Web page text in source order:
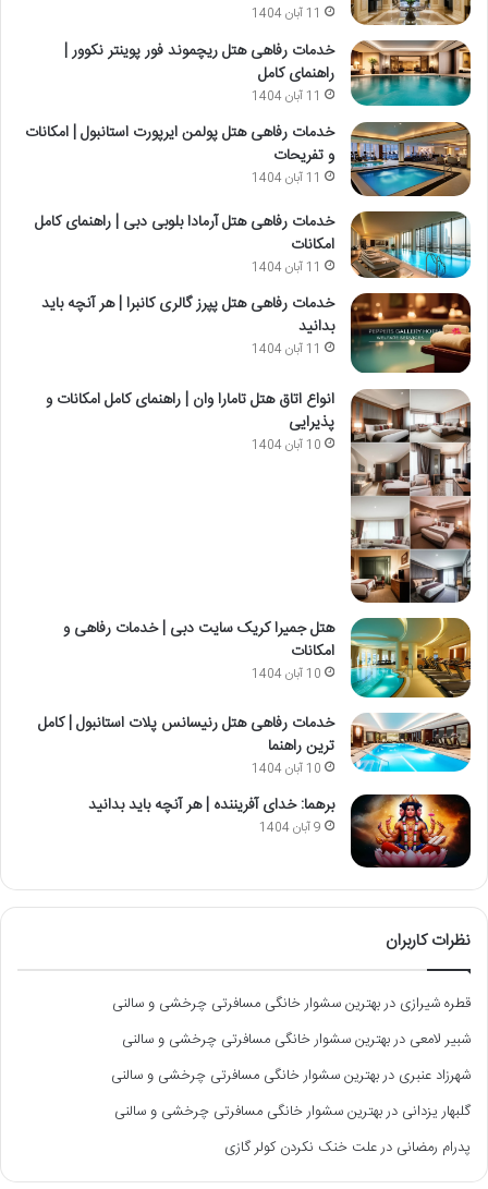
11 آبان 1404
خدمات رفاهی هتل ریچموند فور پوینتر نکوور |
راهنمای کامل
11 آبان 1404
خدمات رفاهی هتل پولمن ایرپورت استانبول | امکانات
و تفریحات
11 آبان 1404
خدمات رفاهی هتل آرمادا بلوبی دبی | راهنمای کامل
امکانات
11 آبان 1404
خدمات رفاهی هتل پپرز گالری کانبرا | هر آنچه باید
بدانید
11 آبان 1404
انواع اتاق هتل تامارا وان | راهنمای کامل امکانات و
پذیرایی
10 آبان 1404
هتل جمیرا کریک سایت دبی | خدمات رفاهی و
امکانات
10 آبان 1404
خدمات رفاهی هتل رنیسانس پلات استانبول | کامل
ترین راهنما
10 آبان 1404
برهما: خدای آفریننده | هر آنچه باید بدانید
9 آبان 1404
نظرات کاربران
قطره شیرازی دربهترین سشوار خانگی مسافرتی چرخشی و سالنی
شبیر لامعی دربهترین سشوار خانگی مسافرتی چرخشی و سالنی
شهرزاد عنبری دربهترین سشوار خانگی مسافرتی چرخشی و سالنی
گلبهار یزدانی دربهترین سشوار خانگی مسافرتی چرخشی و سالنی
پدرام رمضانی درعلت خنک نکردن کولر گازی